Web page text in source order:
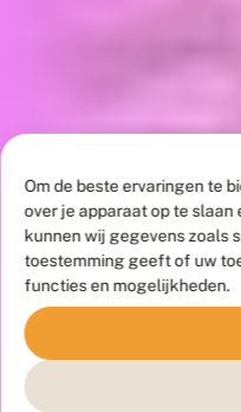
Om de beste ervaringen te
over je apparaat op te
kunnen wij gegevens zoals
toestemming geeft of uw
functies en mogelijkheden.